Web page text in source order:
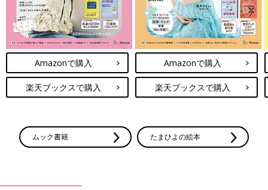
Amazonで購入
楽天ブックスで購入
Amazonで購入
楽天ブックスで購入
ムック書籍 たまひよの絵本